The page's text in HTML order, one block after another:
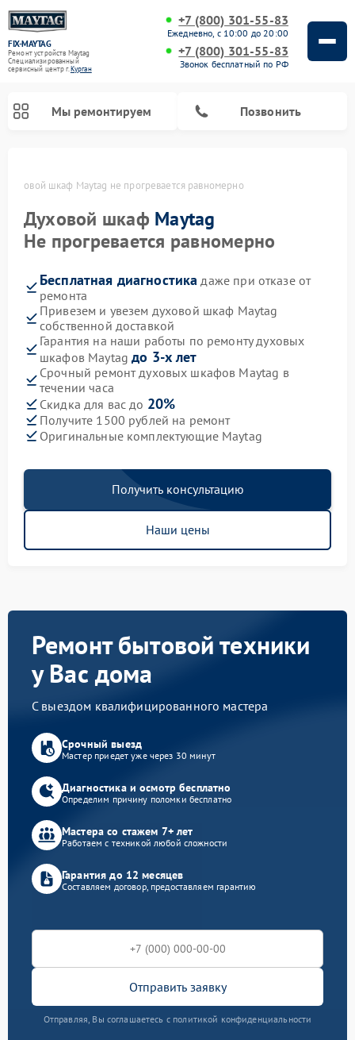
FIX-MAYTAG
Ремонт устройств Maytag
Специализированный
cервисный центр г.Курган
+7 (800) 301-55-83
Ежедневно, с 10:00 до 20:00
+7 (800) 301-55-83
Звонок бесплатный по РФ
Мы ремонтируем Позвонить
Духовой шкаф Maytag не прогревается равномерно
Духовой шкаф Maytag
Не прогревается равномерно
Бесплатная диагностика даже при отказе от
ремонта
Привезем и увезем духовой шкаф Maytag
собственной доставкой
Гарантия на наши работы по ремонту духовых
шкафов Maytagдо 3-х лет
Срочный ремонт духовых шкафов Maytag в
течении часа
Скидка для вас до 20%
Получите 1500 рублей на ремонт
Оригинальные комплектующие Maytag
Получить консультацию
Наши цены
Ремонт бытовой техники
у Вас дома
С выездом квалифицированного мастера
Срочный выезд
Мастер приедет уже через 30 минут
Диагностика и осмотр бесплатно
Определим причину поломки бесплатно
Мастера со стажем 7+ лет
Работаем с техникой любой сложности
Гарантия до 12 месяцев
Составляем договор, предоставляем гарантию
Отправить заявку
Отправляя, Вы соглашаетесь с политикой конфиденциальности